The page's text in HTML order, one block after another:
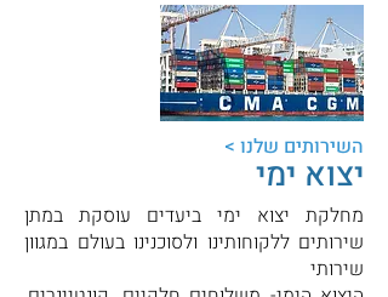
השירותים שלנו >
יצוא ימי
מחלקת יצוא ימי ביעדים עוסקת במתן
שירותים ללקוחותינו ולסוכנינו בעולם במגוון
שירותי